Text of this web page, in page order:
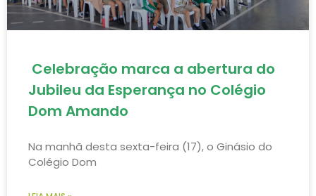
Celebração marca a abertura do
Jubileu da Esperança no Colégio
Dom Amando
Na manhã desta sexta-feira (17), o Ginásio do
Colégio Dom